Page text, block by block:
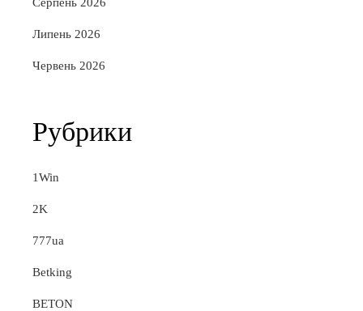
Липень 2026
Червень 2026
Рубрики
1Win
2K
777ua
Betking
BETON